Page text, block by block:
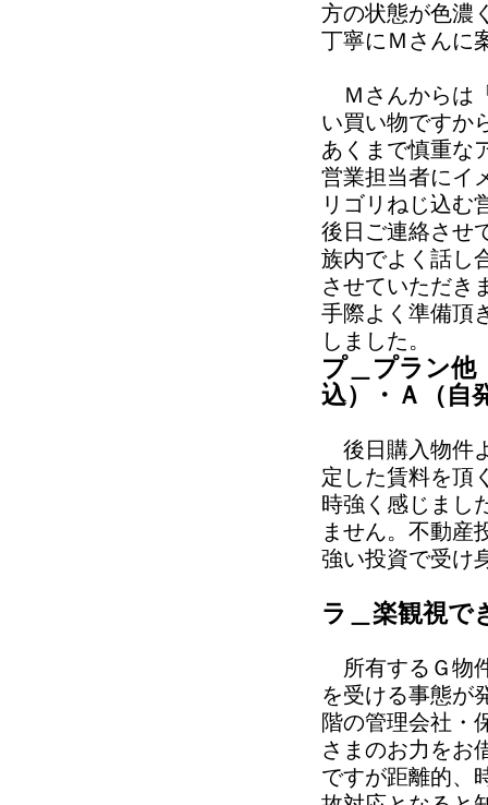
方の状態が色濃
丁寧にＭさんに
Ｍさんからは
い買い物ですか
あくまで慎重な
営業担当者にイ
リゴリねじ込む
後日ご連絡させ
族内でよく話し
させていただき
手際よく準備頂
しました。
プ＿プラン他
込）・Ａ（自
後日購入物件
定した賃料を頂
時強く感じまし
ません。不動産
強い投資で受け
ラ＿楽観視で
所有するＧ物
を受ける事態が
階の管理会社・
さまのお力をお
ですが距離的、